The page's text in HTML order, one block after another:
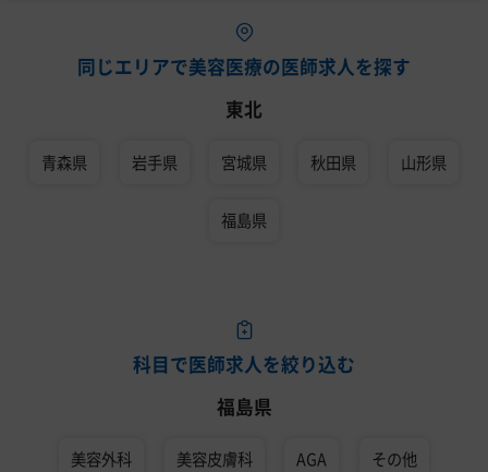
同じエリアで美容医療の医師求人を探す
東北
青森県 岩手県 宮城県 秋田県 山形県
福島県
科目で医師求人を絞り込む
福島県
美容外科 美容皮膚科 AGA その他